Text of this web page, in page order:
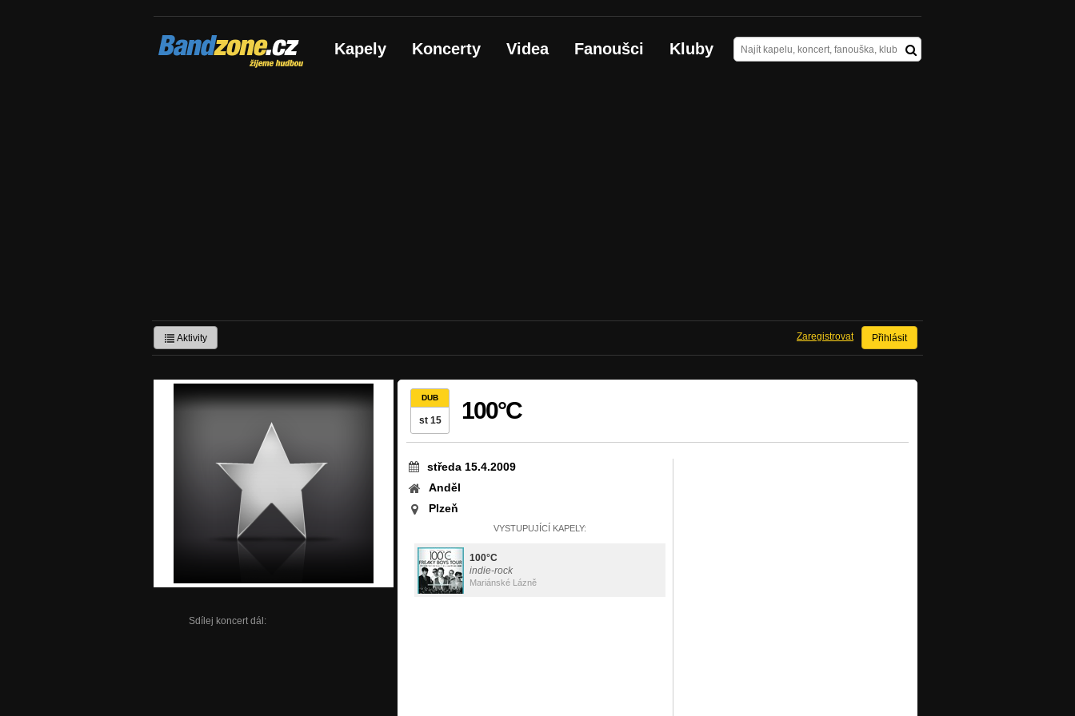
Bandzone.cz
žijeme hudbou Kapely Koncerty Videa Fanoušci Kluby
Aktivity Přihlásit
Zaregistrovat
Sdílej koncert dál:
DUB
st 15 100°C
středa 15.4.2009
Anděl
Plzeň
VYSTUPUJÍCÍ KAPELY:
100°C
indie-rock
Mariánské Lázně